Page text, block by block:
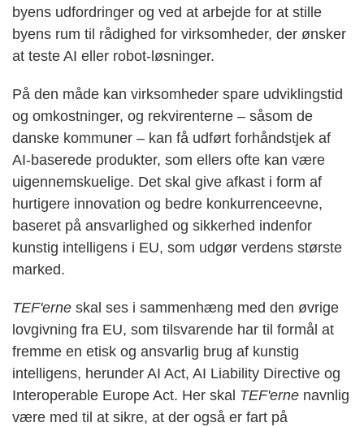
byens udfordringer og ved at arbejde for at stille
byens rum til rådighed for virksomheder, der ønsker
at teste AI eller robot-løsninger.
På den måde kan virksomheder spare udviklingstid
og omkostninger, og rekvirenterne – såsom de
danske kommuner – kan få udført forhåndstjek af
AI-baserede produkter, som ellers ofte kan være
uigennemskuelige. Det skal give afkast i form af
hurtigere innovation og bedre konkurrenceevne,
baseret på ansvarlighed og sikkerhed indenfor
kunstig intelligens i EU, som udgør verdens største
marked.
TEF'erne skal ses i sammenhæng med den øvrige
lovgivning fra EU, som tilsvarende har til formål at
fremme en etisk og ansvarlig brug af kunstig
intelligens, herunder AI Act, AI Liability Directive og
Interoperable Europe Act. Her skal TEF'erne navnlig
være med til at sikre, at der også er fart på